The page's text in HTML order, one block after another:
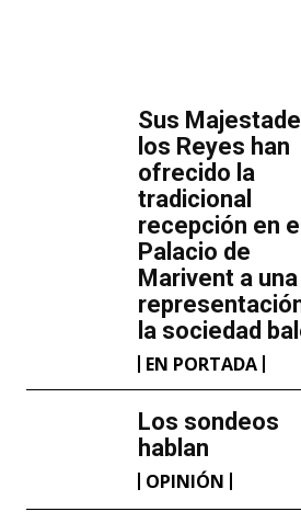
​Sus
los Reyes han
ofrecido la
tradicional
recepción en el
Palacio de
Marivent​ a una
la sociedad
EN PORTADA
Los sondeos
hablan
OPINIÓN